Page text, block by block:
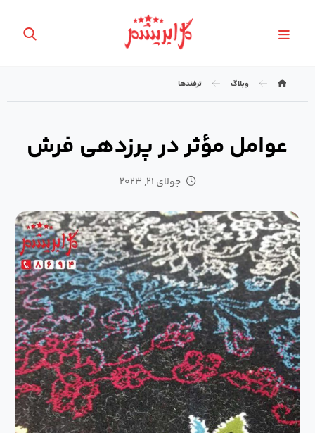
وبلاگ ترفندها
عوامل مؤثر در پرزدهی فرش
جولای ۲۱, ۲۰۲۳